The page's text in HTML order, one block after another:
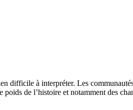
à interpréter. Les
de l’histoire et notamment des